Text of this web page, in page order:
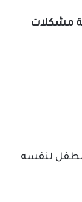
مشكلات
لنفسه